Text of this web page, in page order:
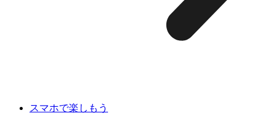
スマホで楽しもう